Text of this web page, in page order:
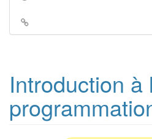
de
Introduction à